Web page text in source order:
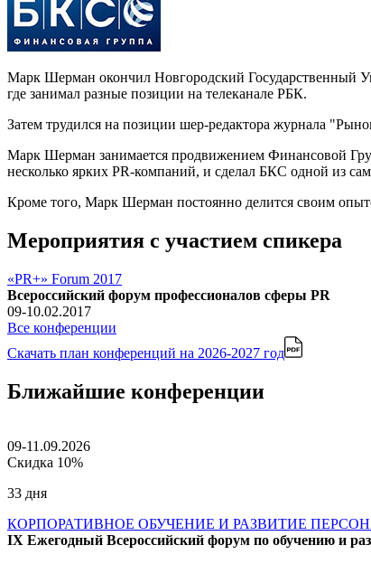
Марк Шерман окончил Новгородский Государственный
где занимал разные позиции на телеканале РБК.
Затем трудился на позиции шер-редактора журнала
Марк Шерман занимается продвижением Финансовой
несколько ярких PR-компаний, и сделал БКС одной из
Кроме того, Марк Шерман постоянно делится своим
Мероприятия с участием спикера
«PR+» Forum 2017
Всероссийский форум профессионалов сферы PR
09-10.02.2017
Все конференции
Скачать план конференций на 2026-2027 год
Ближайшие конференции
09-11.09.2026
Скидка 10%
33 дня
КОРПОРАТИВНОЕ ОБУЧЕНИЕ И РАЗВИТИЕ
IX Ежегодный Всероссийский форум по обучению и